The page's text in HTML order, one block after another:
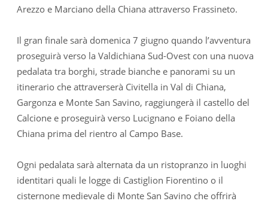
Arezzo e Marciano della Chiana attraverso Frassineto.
Il gran finale sarà domenica 7 giugno quando l’avventura
proseguirà verso la Valdichiana Sud-Ovest con una nuova
pedalata tra borghi, strade bianche e panorami su un
itinerario che attraverserà Civitella in Val di Chiana,
Gargonza e Monte San Savino, raggiungerà il castello del
Calcione e proseguirà verso Lucignano e Foiano della
Chiana prima del rientro al Campo Base.
Ogni pedalata sarà alternata da un ristopranzo in luoghi
identitari quali le logge di Castiglion Fiorentino o il
cisternone medievale di Monte San Savino che offrirà